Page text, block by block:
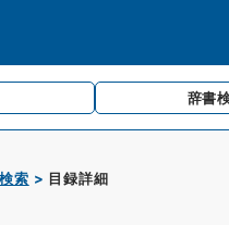
辞書
索 目録詳細